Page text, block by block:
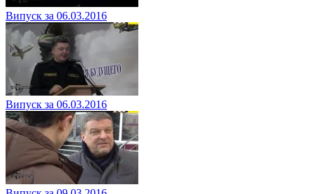
Випуск за 06.03.2016
Випуск за 06.03.2016